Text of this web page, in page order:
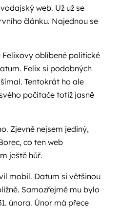
web. Už už se
článku. Najednou se
oblíbené politické
Felix si podobných
Tentokrát ho ale
počítače totiž jasně
Zjevně nejsem jediný,
co ten web
ještě hůř.
mobil. Datum si většinou
Samozřejmě mu bylo
února. Únor má přece